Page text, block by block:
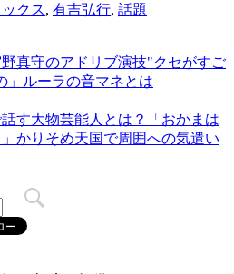
クス, 有吉弘行, 話題
真守のアドリブ演技"クセがすご
」ルーラの音マネとは
す大物芸能人とは？「おかまは
かりそめ天国で周囲への気遣い